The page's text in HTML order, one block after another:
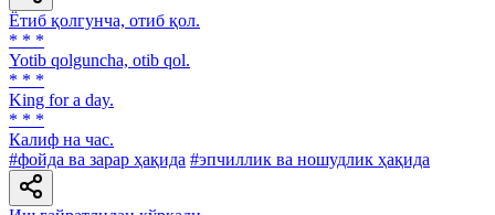
Ётиб қолгунча, отиб қол.
* * *
Yotib qolguncha, otib qol.
* * *
King for a day.
* * *
Калиф на час.
#фойда ва зарар ҳақида #эпчиллик ва ношудлик ҳақида